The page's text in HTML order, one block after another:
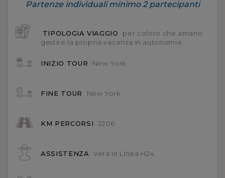
Partenze individuali minimo 2 partecipanti
TIPOLOGIA VIAGGIO
per coloro che amano
gestire la propria vacanza in autonomia
INIZIO TOUR New York
FINE TOUR New York
KM PERCORSI 2206
ASSISTENZA Vera in LInea H24